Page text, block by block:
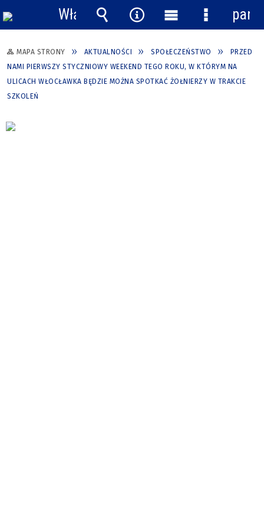
MAPA STRONY AKTUALNOŚCI SPOŁECZEŃSTWO
PRZED
NAMI PIERWSZY STYCZNIOWY WEEKEND TEGO ROKU, W KTÓRYM NA
ULICACH WŁOCŁAWKA BĘDZIE MOŻNA SPOTKAĆ ŻOŁNIERZY W TRAKCIE
SZKOLEŃ
Włącz
powiadomienia
Wyszukiwarka
Narzędzia
Menu
główne
Menu
panel